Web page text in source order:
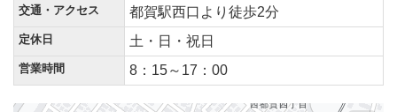
交通・アクセス 都賀駅西口より徒歩2分
定休日 土・日・祝日
営業時間 8：15～17：00